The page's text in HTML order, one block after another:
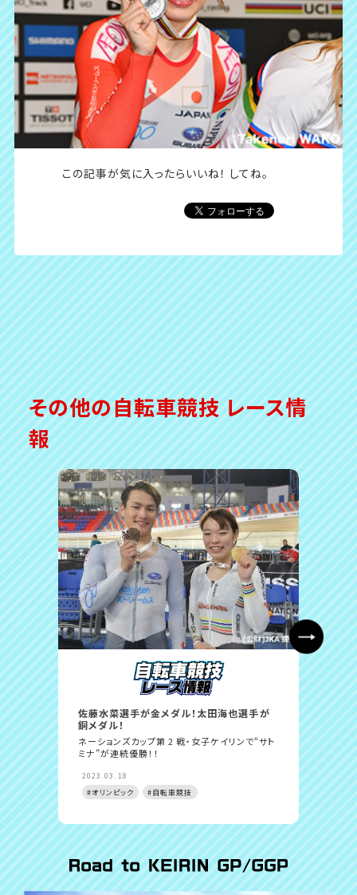
この記事が気に入ったらいいね！ してね。
その他の自転車競技 レース情
報
佐藤水菜選手が金メダル！太田海也選手が
銅メダル！
ネーションズカップ第 2 戦・女子ケイリンで“サト
ミナ”が連続優勝！！
2023.03.18
#オリンピック
#自転車競技
中野
ショ
太田
コンビ
#オリ